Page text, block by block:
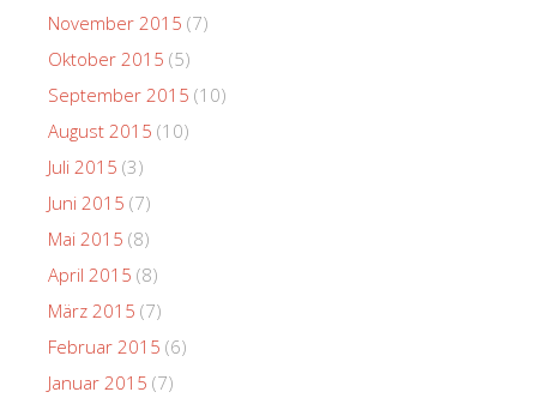
November 2015 (7)
Oktober 2015 (5)
September 2015 (10)
August 2015 (10)
Juli 2015 (3)
Juni 2015 (7)
Mai 2015 (8)
April 2015 (8)
März 2015 (7)
Februar 2015 (6)
Januar 2015 (7)